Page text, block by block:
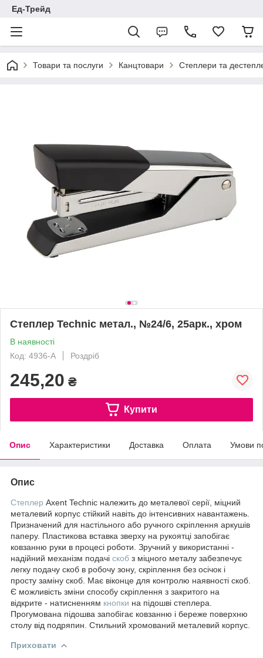
Ед-Трейд
Товари та послуги Канцтовари Степлери та
Степлер Technic метал., №24/6, 25арк., хром
В наявності
Код: 4936-A
Роздріб
245,20 ₴
Купити
Опис Характеристики Доставка Оплата Умови
Опис
Степлер Axent Technic належить до металевої серії, міцний
металевий корпус стійкий навіть до інтенсивних навантажень.
Призначений для настільного або ручного скріплення аркушів
паперу. Пластикова вставка зверху на рукоятці запобігає
ковзанню руки в процесі роботи. Зручний у використанні -
надійний механізм подачі скоб з міцного металу забезпечує
легку подачу скоб в робочу зону, скріплення без осічок і
просту заміну скоб. Має віконце для контролю наявності скоб.
Є можливість зміни способу скріплення з закритого на
відкрите - натисненням кнопки на підошві степлера.
Прогумована підошва запобігає ковзанню і береже поверхню
столу від подряпин. Стильний хромований металевий корпус.
Приховати